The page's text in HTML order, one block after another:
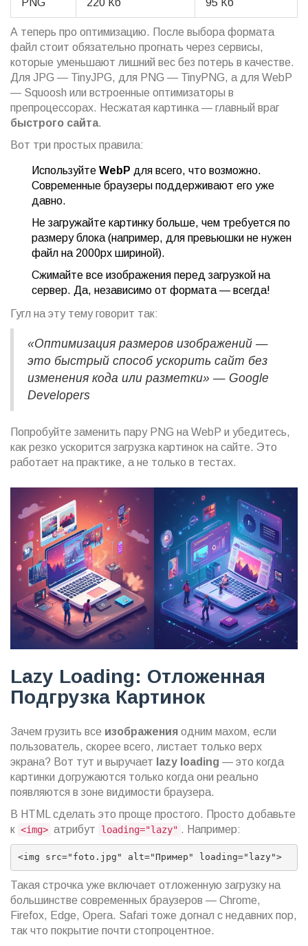
PNG 220 Кб 95 Кб
А теперь про оптимизацию. После выбора формата
файл стоит обязательно прогнать через сервисы,
которые уменьшают лишний вес без потерь в качестве.
Для JPG — TinyJPG, для PNG — TinyPNG, а для WebP
— Squoosh или встроенные оптимизаторы в
препроцессорах. Несжатая картинка — главный враг
быстрого сайта.
Вот три простых правила:
Используйте WebP для всего, что возможно.
Современные браузеры поддерживают его уже
давно.
Не загружайте картинку больше, чем требуется по
размеру блока (например, для превьюшки не нужен
файл на 2000px шириной).
Сжимайте все изображения перед загрузкой на
сервер. Да, независимо от формата — всегда!
Гугл на эту тему говорит так:
«Оптимизация размеров изображений —
это быстрый способ ускорить сайт без
изменения кода или разметки» — Google
Developers
Попробуйте заменить пару PNG на WebP и убедитесь,
как резко ускорится загрузка картинок на сайте. Это
работает на практике, а не только в тестах.
Lazy Loading: Отложенная
Подгрузка Картинок
Зачем грузить все изображения одним махом, если
пользователь, скорее всего, листает только верх
экрана? Вот тут и выручает lazy loading — это когда
картинки догружаются только когда они реально
появляются в зоне видимости браузера.
В HTML сделать это проще простого. Просто добавьте
к <img> атрибут loading="lazy" . Например:
<img src="foto.jpg" alt="Пример" loading="lazy">
Такая строчка уже включает отложенную загрузку на
большинстве современных браузеров — Chrome,
Firefox, Edge, Opera. Safari тоже догнал с недавних пор,
так что покрытие почти стопроцентное.